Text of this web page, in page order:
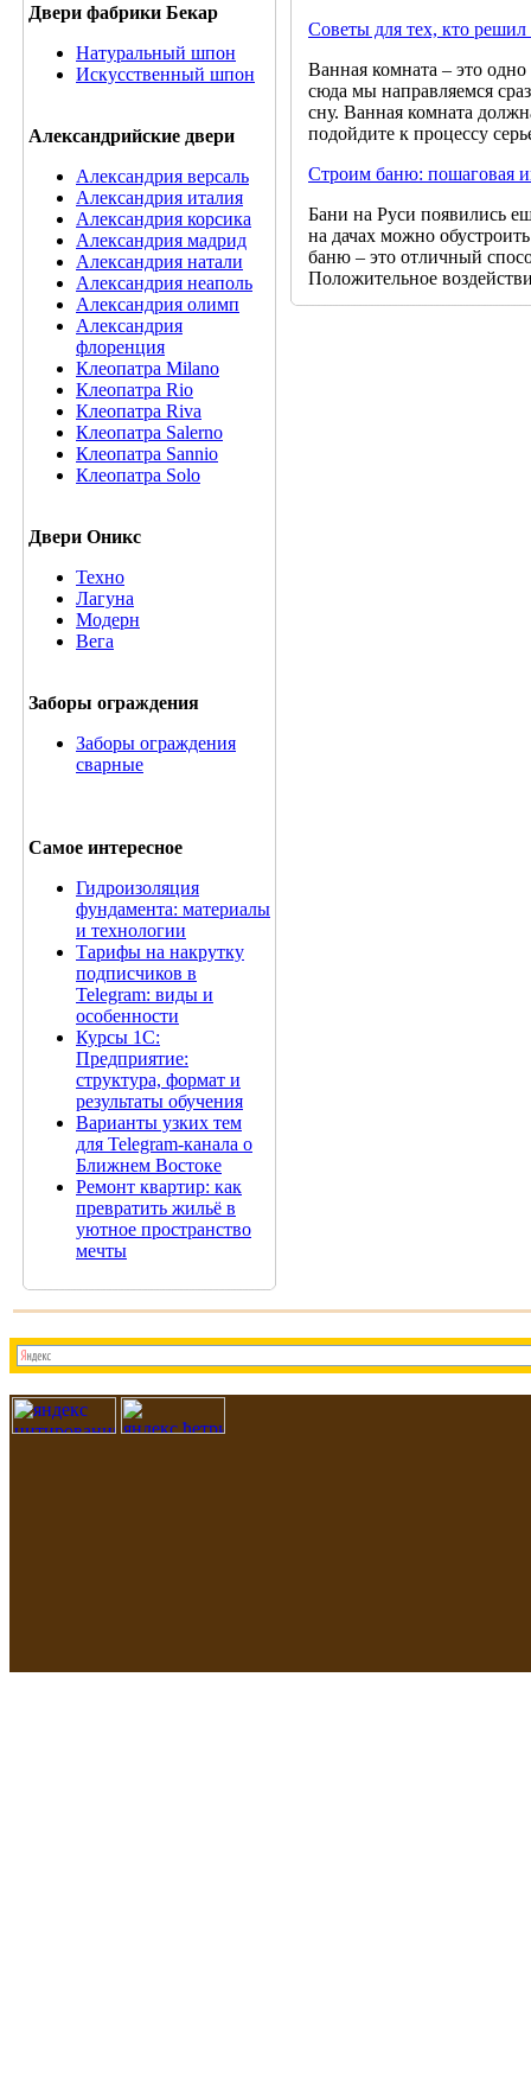
Двери фабрики Бекар
Натуральный шпон
Искусственный шпон
Александрийские двери
Александрия версаль
Александрия италия
Александрия корсика
Александрия мадрид
Александрия натали
Александрия неаполь
Александрия олимп
Александрия
флоренция
Клеопатра Milano
Клеопатра Rio
Клеопатра Riva
Клеопатра Salerno
Клеопатра Sannio
Клеопатра Solo
Двери Оникс
Техно
Лагуна
Модерн
Вега
Заборы ограждения
Заборы ограждения
сварные
Самое интересное
Гидроизоляция
фундамента: материалы
и технологии
Тарифы на накрутку
подписчиков в
Telegram: виды и
особенности
Курсы 1С:
Предприятие:
структура, формат и
результаты обучения
Варианты узких тем
для Telegram-канала о
Ближнем Востоке
Ремонт квартир: как
превратить жильё в
уютное пространство
мечты
Советы для тех, кто решил
Ванная комната – это
сюда мы направляемся
сну. Ванная комната
подойдите к процессу
Строим баню: пошаговая
Бани на Руси появились
на дачах можно
баню – это отличный
Положительное